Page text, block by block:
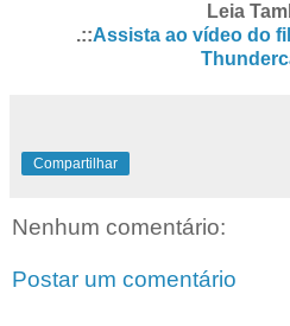
Leia
.::Assista ao vídeo do
Compartilhar
Nenhum comentário:
Postar um comentário